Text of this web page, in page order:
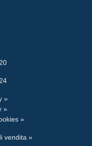
»
»
»
vendita »